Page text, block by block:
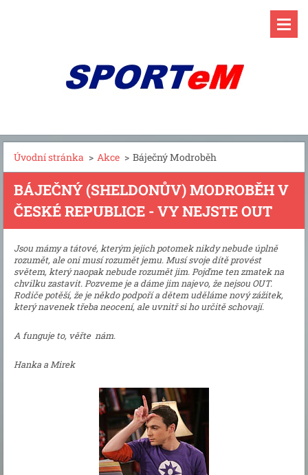
Úvodní stránka > Akce > Báječný Modroběh
BÁJEČNÝ (SHELDONŮV) MODROBĚH V
ČESKÉ REPUBLICE - VY NEJSTE OUT
Jsou mámy a tátové, kterým jejich potomek nikdy nebude úplně
rozumět, ale oni musí rozumět jemu. Musí svoje dítě provést
světem, který naopak nebude rozumět jim. Pojďme ten zmatek na
chvilku zastavit. Pozveme je a dáme jim najevo, že nejsou OUT.
Rodiče potěší, že je někdo podpoří a dětem uděláme nový zážitek,
který navenek třeba neocení, ale uvnitř si ho určitě schovají.
A funguje to, věřte nám.
Hanka a Mirek